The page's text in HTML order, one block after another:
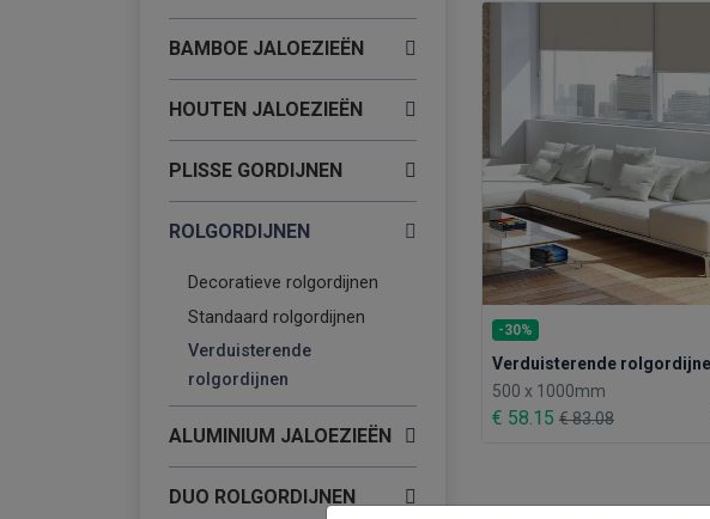
BAMBOE JALOEZIEËN
HOUTEN JALOEZIEËN
PLISSE GORDIJNEN
ROLGORDIJNEN
Decoratieve rolgordijnen
Standaard rolgordijnen
Verduisterende
rolgordijnen
ALUMINIUM JALOEZIEËN
DUO ROLGORDIJNEN
-30%
Verduisterende
500 x 1000mm
€ 58.15 € 83.08